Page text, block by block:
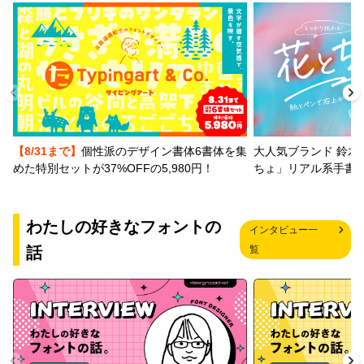
【8/31まで】 個性派のデザイン書体6書体を集
めた特別セットが37%OFFの5,980円！
大人気ブランド 鈴木
ちょ」リアル系手書
わたしの好きなフォントの
話
インタビュー一
覧